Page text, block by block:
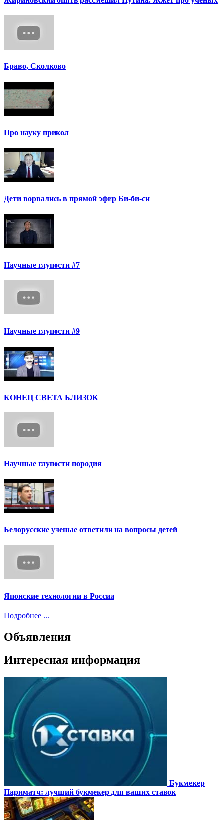
Браво, Сколково
Про науку прикол
Дети ворвались в прямой эфир Би-би-си
Научные глупости #7
Научные глупости #9
КОНЕЦ СВЕТА БЛИЗОК
Научные глупости породия
Белорусские ученые ответили на вопросы детей
Японские технологии в России
Подробнее ...
Объявления
Интересная информация
Букмекер
Париматч: лучший букмекер для ваших ставок